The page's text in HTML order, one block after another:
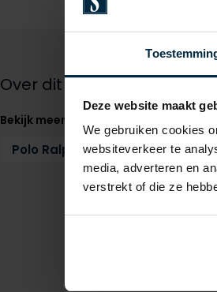
Deze website maakt
We gebruiken cookies
websiteverkeer te
media, adverteren en
verstrekt of die ze
Over dit product
Bekijk meer
Polo Ralph Lauren Zomerjas